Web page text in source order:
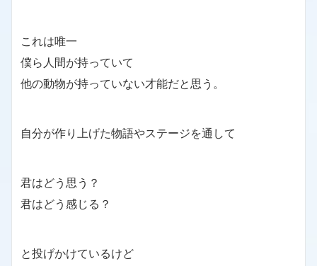
これは唯一
僕ら人間が持っていて
他の動物が持っていない才能だと思う。
自分が作り上げた物語やステージを通して
君はどう思う？
君はどう感じる？
と投げかけているけど